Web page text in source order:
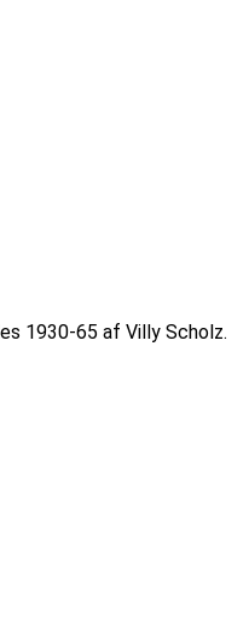
1930-65 af Villy Scholz.